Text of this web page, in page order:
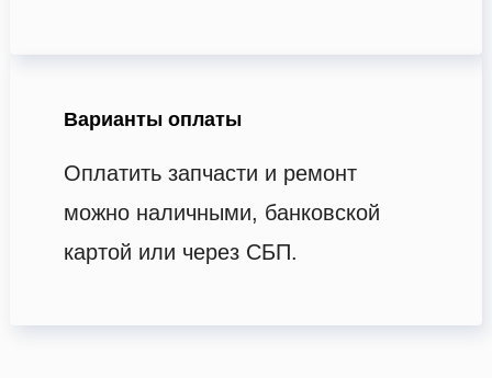
Варианты оплаты
Оплатить запчасти и ремонт
можно наличными, банковской
картой или через СБП.